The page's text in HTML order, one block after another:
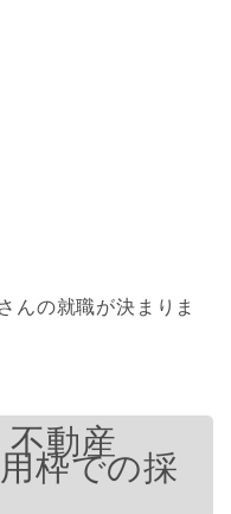
んの就職が決まりま
不動産
枠での採